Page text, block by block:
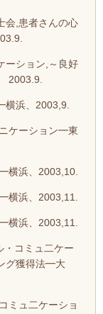
,患者さんの心
ション,～良好
2003.9.
浜、2003,9.
ケーション━東
横浜、2003,10.
横浜、2003,11.
横浜、2003,11.
コミュ二ケー
グ獲得法━大
ミュ二ケーショ